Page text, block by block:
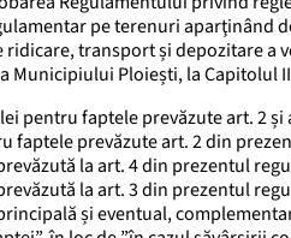
pe terenuri aparţinând
transport și depozitare a
Ploiești, la Capitolul
pentru faptele prevăzute art. 2
prevăzute art. 2 din
la art. 4 din prezentul
la art. 3 din prezentul
și eventual,